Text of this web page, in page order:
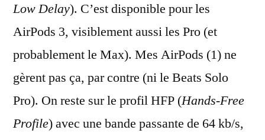
Low Delay). C’est disponible pour les
AirPods 3, visiblement aussi les Pro (et
probablement le Max). Mes AirPods (1) ne
gèrent pas ça, par contre (ni le Beats Solo
Pro). On reste sur le profil HFP (Hands-Free
Profile) avec une bande passante de 64 kb/s,